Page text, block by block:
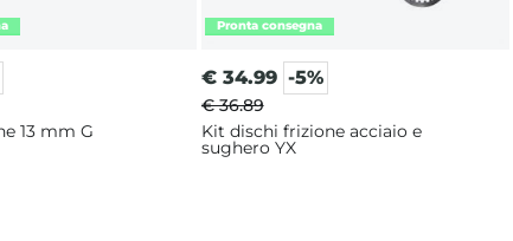
Set clip pistone 13 mm G
€ 34.99 -5%
€ 36.89
Kit dischi frizione acciaio e
sughero YX